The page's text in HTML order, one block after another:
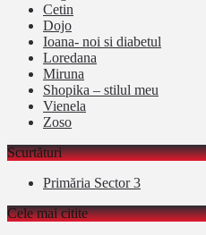
Cetin
Dojo
Ioana- noi si diabetul
Loredana
Miruna
Shopika – stilul meu
Vienela
Zoso
Scurtături
Primăria Sector 3
Cele mai citite